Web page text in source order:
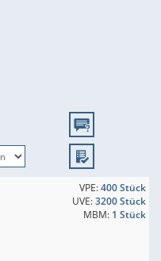
VPE:400 Stück
UVE:3200 Stück
MBM: 1 Stück